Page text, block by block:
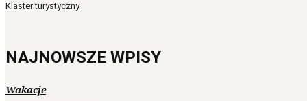
Klaster turystyczny
NAJNOWSZE WPISY
Wakacje